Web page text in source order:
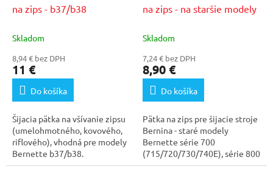
na zips - b37/b38
Skladom
8,94 € bez DPH
11 €
Do košíka
Šijacia pätka na všívanie zipsu
(umelohmotného, kovového,
riflového), vhodná pre modely
Bernette b37/b38.
na zips - na staršie modely
Skladom
7,24 € bez DPH
8,90 €
Do košíka
Pätka na zips pre šijacie stroje
Bernina - staré modely
Bernette série 700
(715/720/730/740E), série 800
(812/815e)...